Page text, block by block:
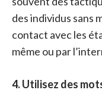
des individus sans
contact avec les
même ou par
4. Utilisez des